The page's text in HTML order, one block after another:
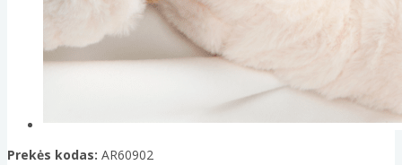
Prekės kodas: AR60902